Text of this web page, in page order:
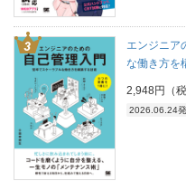
エンジニア
な働き方を
2,948円（税
2026.06.24